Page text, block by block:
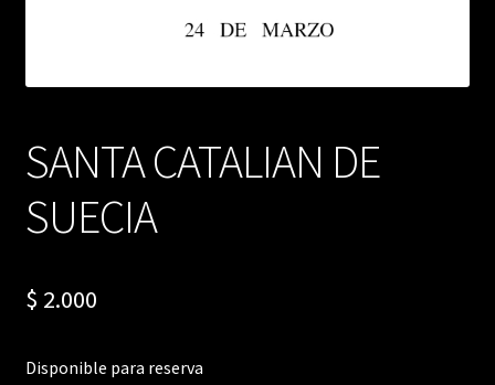
SANTA CATALIAN DE
SUECIA
$ 2.000
Disponible para reserva